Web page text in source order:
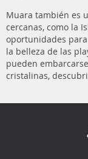
Muara también es
cercanas, como la
oportunidades
la belleza de las
pueden
cristalinas,